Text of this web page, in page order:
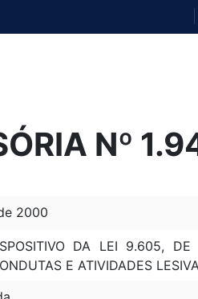
Nº
2000
DA LEI 9.605,
E ATIVIDADES